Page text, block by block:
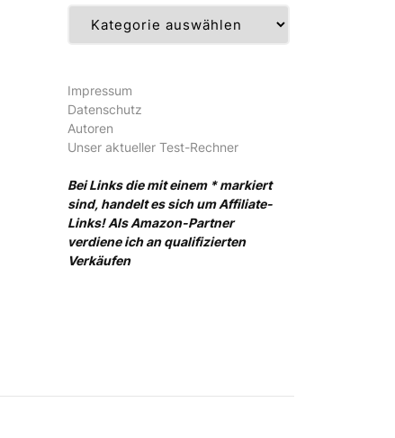
Impressum
Datenschutz
Autoren
Unser aktueller Test-Rechner
Bei Links die mit einem * markiert
sind, handelt es sich um Affiliate-
Links! Als Amazon-Partner
verdiene ich an qualifizierten
Verkäufen